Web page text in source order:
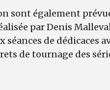
sont également
par Denis
de dédicaces
de tournage des